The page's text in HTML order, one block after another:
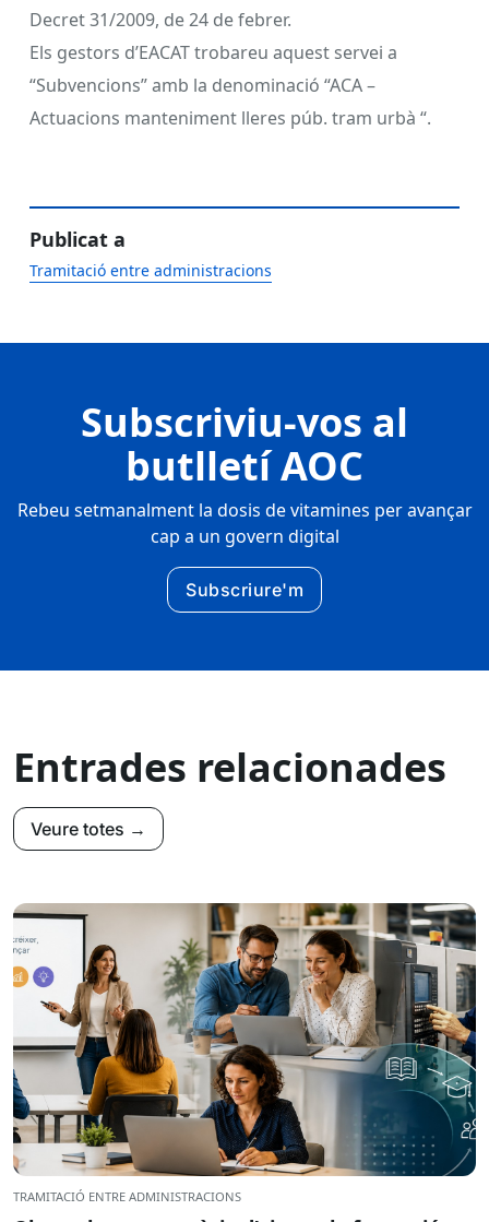
Decret 31/2009, de 24 de febrer.
Els gestors d’EACAT trobareu aquest servei a
“Subvencions” amb la denominació “ACA –
Actuacions manteniment lleres púb. tram urbà “.
Publicat a
Tramitació entre administracions
Subscriviu-vos al
butlletí AOC
Rebeu setmanalment la dosis de vitamines per avançar
cap a un govern digital
Subscriure'm
Entrades relacionades
Veure totes →
TRAMITACIÓ ENTRE ADMINISTRACIONS